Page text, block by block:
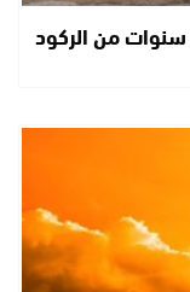
سنوات من الركود